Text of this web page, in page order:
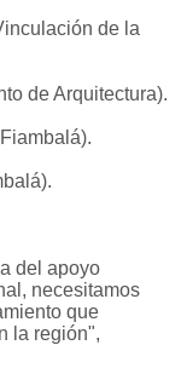
de la
de Arquitectura).
del apoyo
necesitamos
que
la región",